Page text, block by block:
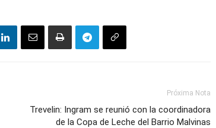
Próxima Nota
Trevelin: Ingram se reunió con la coordinadora
de la Copa de Leche del Barrio Malvinas